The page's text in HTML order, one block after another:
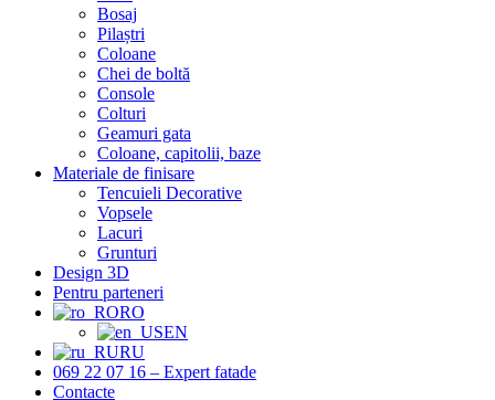
Bosaj
Pilaștri
Coloane
Chei de boltă
Console
Colturi
Geamuri gata
Coloane, capitolii, baze
Materiale de finisare
Tencuieli Decorative
Vopsele
Lacuri
Grunturi
Design 3D
Pentru parteneri
RO
EN
RU
069 22 07 16 – Expert fatade
Contacte